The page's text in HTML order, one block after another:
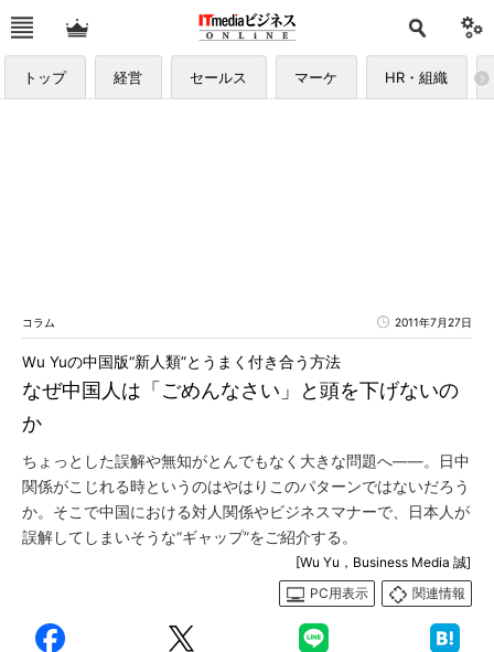
トップ 経営 セールス マーケ HR・組織
コラム 2011年7月27日
なぜ中国人は「ごめんなさい」と頭を下げないの
か
Wu Yuの中国版“新人類”とうまく付き合う方法
ちょっとした誤解や無知がとんでもなく大きな問題へ――。日中
関係がこじれる時というのはやはりこのパターンではないだろう
か。そこで中国における対人関係やビジネスマナーで、日本人が
誤解してしまいそうな“ギャップ”をご紹介する。
[Wu Yu，Business Media 誠]
PC用表示
関連情報